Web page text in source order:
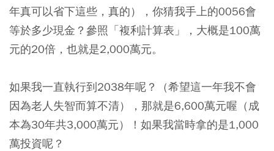
年真可以省下這些，真的），你猜我手上的0056會
等於多少現金？ 參照「複利計算表」，大概是100萬
元的20倍，也就是2,000萬元。
如果我一直執行到2038年呢？（希望這一年我不會
因為老人失智而算不清），那就是6,600萬元喔（成
本為30年共3,000萬元）！如果我當時拿的是1,000
萬投資呢？